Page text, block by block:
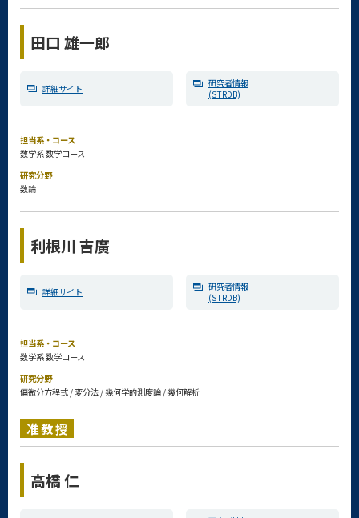
田口 雄一郎
詳細サイト
研究者情報
(STRDB)
担当系・コース
数学系 数学コース
研究分野
数論
利根川 吉廣
詳細サイト
研究者情報
(STRDB)
担当系・コース
数学系 数学コース
研究分野
偏微分方程式 / 変分法 / 幾何学的測度論 / 幾何解析
准教授
高橋 仁